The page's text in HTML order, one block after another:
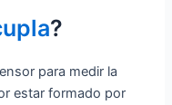
?
para medir la
estar formado por